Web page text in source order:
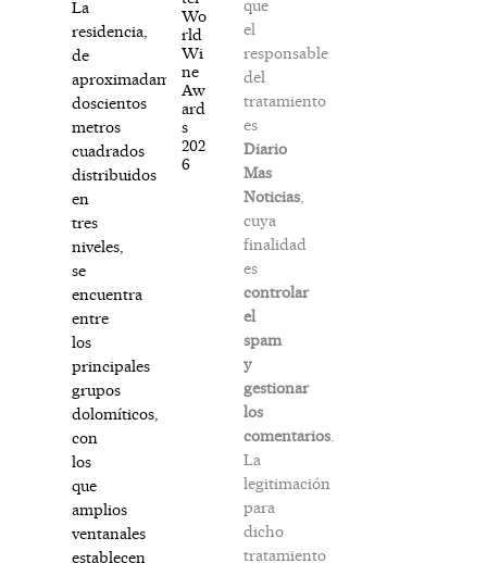
La
residencia,
de
aproximadamente
doscientos
metros
cuadrados
distribuidos
en
tres
niveles,
se
encuentra
entre
los
principales
grupos
dolomíticos,
con
los
que
amplios
ventanales
establecen
Wo
rld
Wi
ne
Aw
ard
s
202
6
que
el
responsable
del
tratamiento
es
Diario
Mas
Noticias,
cuya
finalidad
es
controlar
el
spam
y
gestionar
los
comentarios.
La
legitimación
para
dicho
tratamiento